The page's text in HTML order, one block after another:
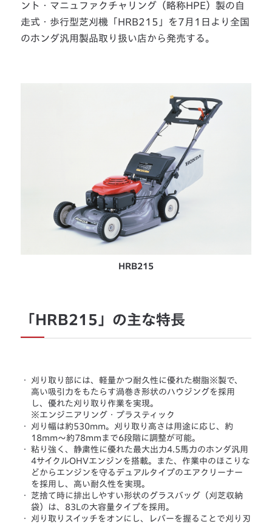
ント・マニュファクチャリング（略称HPE）製の自
走式・歩行型芝刈機「HRB215」を7月1日より全国
のホンダ汎用製品取り扱い店から発売する。
HRB215
「HRB215」の主な特長
・
刈り取り部には、軽量かつ耐久性に優れた樹脂※製で、
高い吸引力をもたらす渦巻き形状のハウジングを採用
し、優れた刈り取り作業を実現。
※エンジニアリング・プラスティック
・
刈り幅は約530mm。刈り取り高さは用途に応じ、約
18mm～約78mmまで6段階に調整が可能。
・
粘り強く、静粛性に優れた最大出力4.5馬力のホンダ汎用
4サイクルOHVエンジンを搭載。また、作業中のほこりな
どからエンジンを守るデュアルタイプのエアクリーナー
を採用し、高い耐久性を実現。
・
芝捨て時に排出しやすい形状のグラスバッグ（刈芝収納
袋）は、83Lの大容量タイプを採用。
・
刈り取りスイッチをオンにし、レバーを握ることで刈り刃